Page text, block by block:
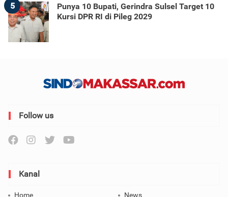
5
Punya 10 Bupati, Gerindra Sulsel Target 10
Kursi DPR RI di Pileg 2029
Follow us
Kanal
Home News